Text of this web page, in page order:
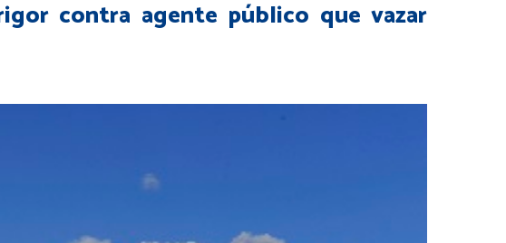
contra agente público que vazar